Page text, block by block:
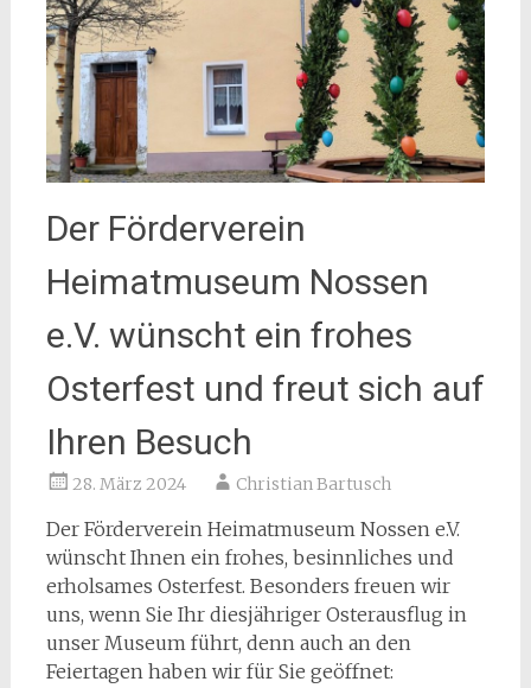
Der Förderverein
Heimatmuseum Nossen
e.V. wünscht ein frohes
Osterfest und freut sich auf
Ihren Besuch
28. März 2024 Christian Bartusch
Der Förderverein Heimatmuseum Nossen e.V.
wünscht Ihnen ein frohes, besinnliches und
erholsames Osterfest. Besonders freuen wir
uns, wenn Sie Ihr diesjähriger Osterausflug in
unser Museum führt, denn auch an den
Feiertagen haben wir für Sie geöffnet: